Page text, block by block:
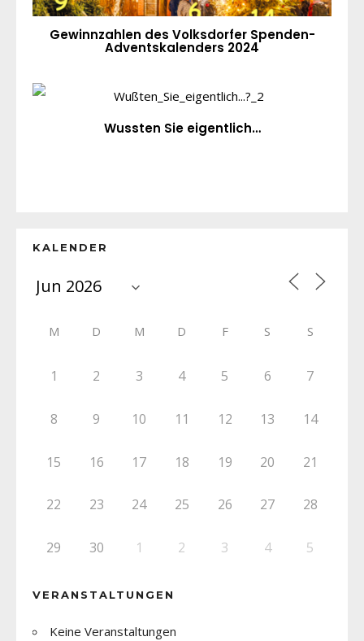
Gewinnzahlen des Volksdorfer Spenden-
Adventskalenders 2024
Wussten Sie eigentlich…
KALENDER
M D M D F S S
1 2 3 4 5 6 7
8 9 10 11 12 13 14
15 16 17 18 19 20 21
22 23 24 25 26 27 28
29 30 1 2 3 4 5
VERANSTALTUNGEN
Keine Veranstaltungen